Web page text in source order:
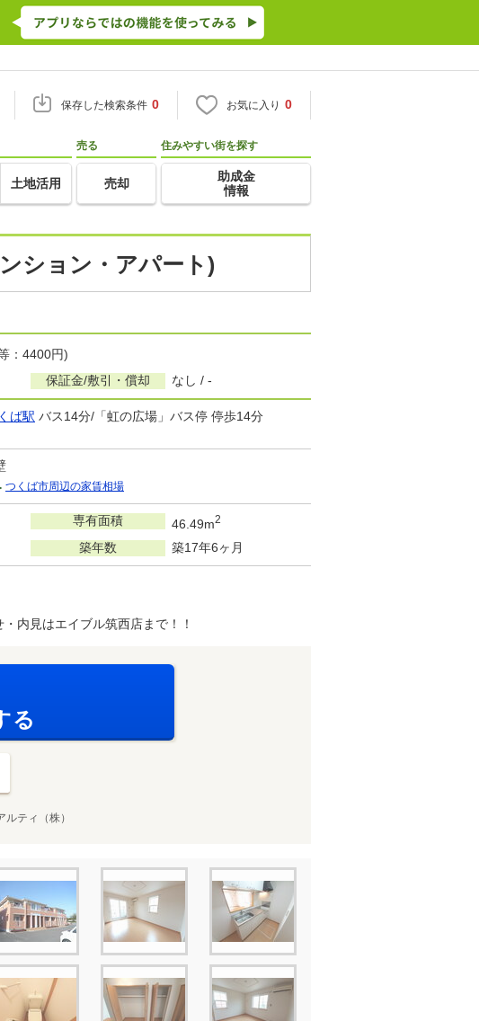
保存した検索条件 0 お気に入り 0
土地活用
売る
売却
住みやすい街を探す
助成金
情報
ション・アパート)
：4400円)
保証金/敷引・償却 なし / -
ば駅 バス14分/「虹の広場」バス停 停歩14分
つくば市周辺の家賃相場
専有面積 46.49m2
築年数 築17年6ヶ月
内見はエイブル筑西店まで！！
る
ティ（株）